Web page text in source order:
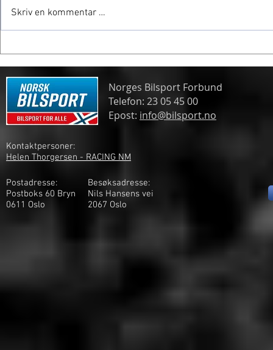
Skriv en kommentar …
Norges Bilsport Forbund
Telefon: 23 05 45 00
Epost: info@bilsport.no
Postadresse:
Postboks 60 Bryn
0611 Oslo
Besøksadresse:
Nils Hansens vei
2067 Oslo
Kontaktpersoner:
Helen Thorgersen - RACING NM